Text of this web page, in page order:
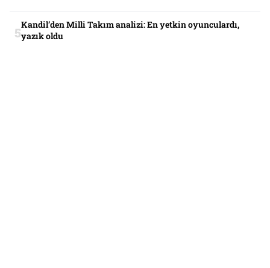
Kandil’den Milli Takım analizi: En yetkin oyunculardı,
yazık oldu